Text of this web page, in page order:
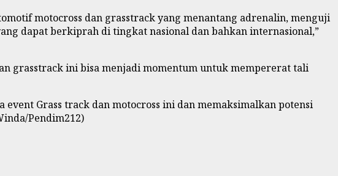
motocross dan grasstrack yang menantang adrenalin, menguji
dapat berkiprah di tingkat nasional dan bahkan internasional,”
grasstrack ini bisa menjadi momentum untuk mempererat tali
Grass track dan motocross ini dan memaksimalkan potensi
Pendim212)